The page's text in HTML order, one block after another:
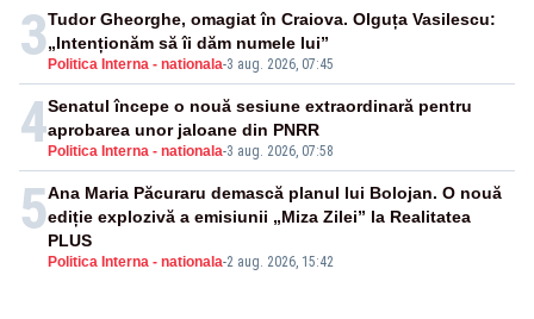
3 Politica Interna - nationala-3 aug. 2026, 07:45
Tudor Gheorghe, omagiat în Craiova. Olguța Vasilescu:
„Intenționăm să îi dăm numele lui”
4 Politica Interna - nationala-3 aug. 2026, 07:58
Senatul începe o nouă sesiune extraordinară pentru
aprobarea unor jaloane din PNRR
5
Politica Interna - nationala-2 aug. 2026, 15:42
Ana Maria Păcuraru demască planul lui Bolojan. O nouă
ediție explozivă a emisiunii „Miza Zilei” la Realitatea
PLUS